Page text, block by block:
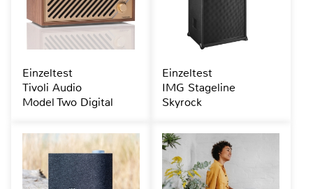
Einzeltest
Tivoli Audio
Model Two Digital
Einzeltest
IMG Stageline
Skyrock